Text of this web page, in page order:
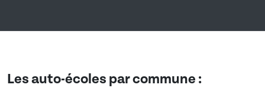
Les auto-écoles par commune :